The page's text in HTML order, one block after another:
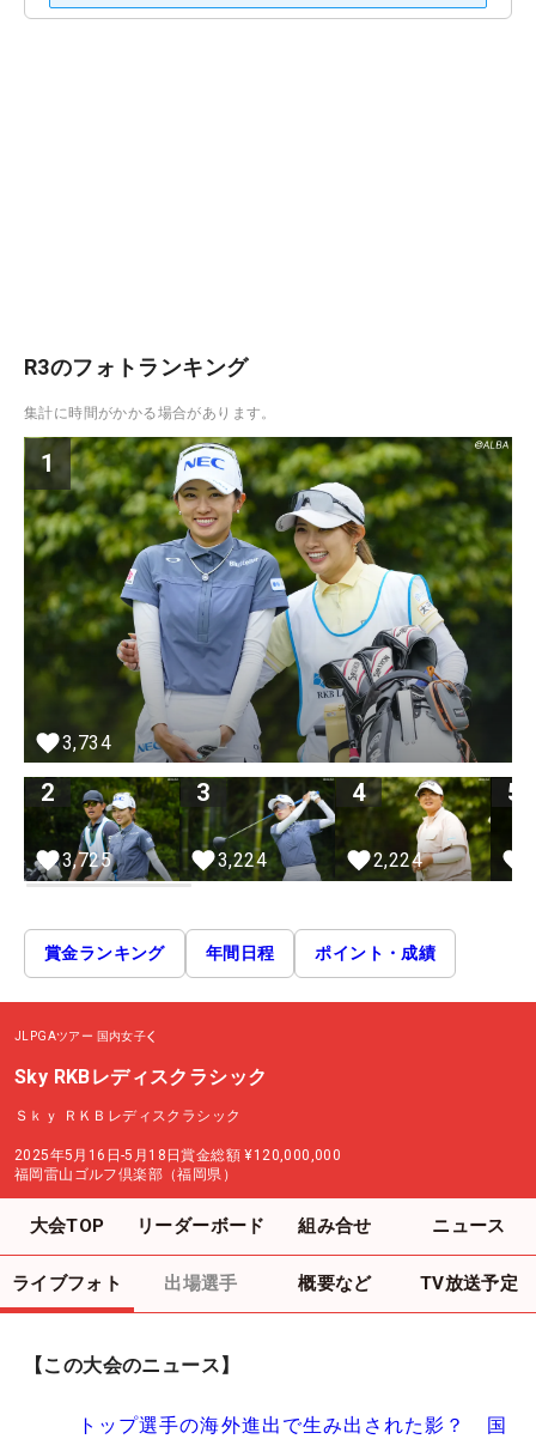
R3のフォトランキング
集計に時間がかかる場合があります。
1
3,734
2
3,725
3
3,224
4
2,224
5
賞金ランキング 年間日程 ポイント・成績
JLPGAツアー 国内女子
Sky RKBレディスクラシック
Ｓｋｙ ＲＫＢレディスクラシック
2025年5月16日-5月18日賞金総額 ¥120,000,000
福岡雷山ゴルフ倶楽部（福岡県）
大会TOP リーダーボード 組み合せ ニュース
ライブフォト 出場選手 概要など TV放送予定
【この大会のニュース】
トップ選手の海外進出で生み出された影？ 国